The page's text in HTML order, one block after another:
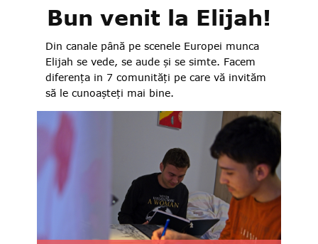
Bun venit la Elijah!
Din canale până pe scenele Europei munca
Elijah se vede, se aude și se simte. Facem
diferența in 7 comunități pe care vă invităm
să le cunoașteți mai bine.